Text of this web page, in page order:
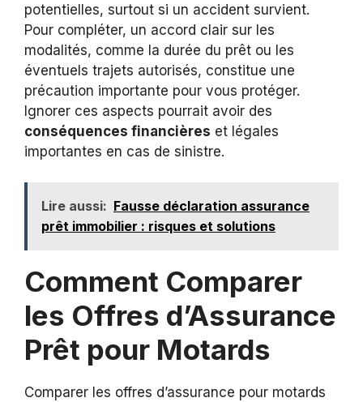
potentielles, surtout si un accident survient.
Pour compléter, un accord clair sur les
modalités, comme la durée du prêt ou les
éventuels trajets autorisés, constitue une
précaution importante pour vous protéger.
Ignorer ces aspects pourrait avoir des
conséquences financières et légales
importantes en cas de sinistre.
Lire aussi: Fausse déclaration assurance
prêt immobilier : risques et solutions
Comment Comparer
les Offres d’Assurance
Prêt pour Motards
Comparer les offres d’assurance pour motards